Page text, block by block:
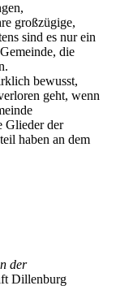
großzügige,
sind es nur ein
die
bewusst,
geht, wenn
Glieder der
haben an dem
der
Dillenburg